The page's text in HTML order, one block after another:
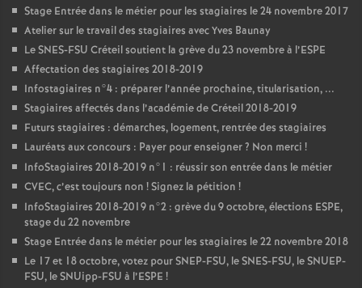
Stage Entrée dans le métier pour les stagiaires le 24 novembre 2017
Atelier sur le travail des stagiaires avec Yves Baunay
LeSNES-FSU Créteil soutient la grève du 23 novembre à l’ESPE
Affectation des stagiaires 2018-2019
Infostagiaires n°4 : préparer l’année prochaine, titularisation, ...
Stagiaires affectés dans l’académie de Créteil 2018-2019
Futurs stagiaires : démarches, logement, rentrée des stagiaires
Lauréats aux concours : Payer pour enseigner? Non merci !
InfoStagiaires 2018-2019 n°1 : réussir son entrée dans le métier
CVEC, c’est toujours non ! Signez la pétition !
InfoStagiaires 2018-2019 n°2 : grève du 9 octobre, élections ESPE,
stage du 22 novembre
Stage Entrée dans le métier pour les stagiaires le 22 novembre 2018
Le 17 et 18 octobre, votez pourSNEP-FSU, leSNES-FSU, leSNUEP-
FSU, le SNUipp-FSU à l’ESPE !